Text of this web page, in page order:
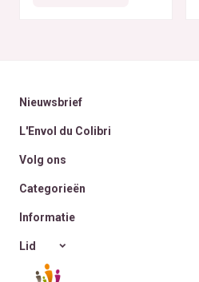
Nieuwsbrief
L'Envol du Colibri
Volg ons
Categorieën
Informatie
Lid